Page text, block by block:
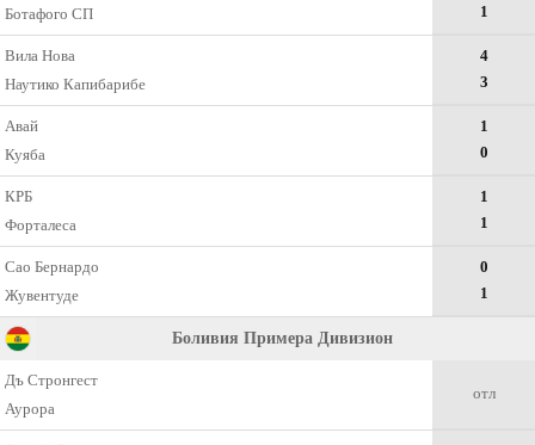
Ботафого СП
1
Вила Нова
Наутико Капибарибе
4
3
Авай
Куяба
1
0
КРБ
Форталеса
1
1
Сао Бернардо
Жувентуде
0
1
Боливия Примера Дивизион
Дъ Стронгест
Аурора
отл